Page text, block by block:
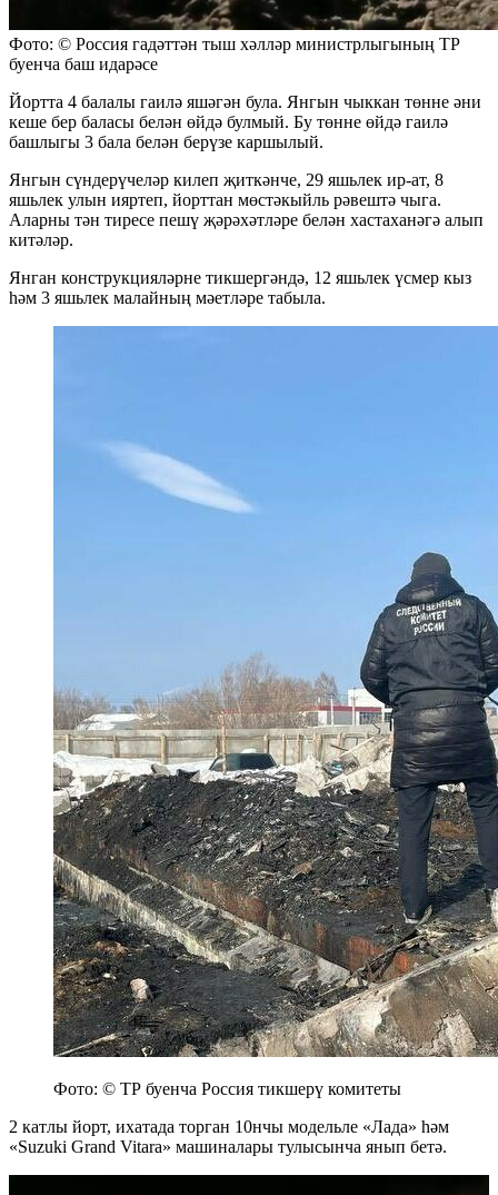
Фото: © Россия гадәттән тыш хәлләр министрлыгының ТР
буенча баш идарәсе
Йортта 4 балалы гаилә яшәгән була. Янгын чыккан төнне әни
кеше бер баласы белән өйдә булмый. Бу төнне өйдә гаилә
башлыгы 3 бала белән берүзе каршылый.
Янгын сүндерүчеләр килеп җиткәнче, 29 яшьлек ир-ат, 8
яшьлек улын ияртеп, йорттан мөстәкыйль рәвештә чыга.
Аларны тән тиресе пешү җәрәхәтләре белән хастаханәгә алып
китәләр.
Янган конструкцияләрне тикшергәндә, 12 яшьлек үсмер кыз
һәм 3 яшьлек малайның мәетләре табыла.
Фото: © ТР буенча Россия тикшерү комитеты
2 катлы йорт, ихатада торган 10нчы модельле «Лада» һәм
«Suzuki Grand Vitara» машиналары тулысынча янып бетә.